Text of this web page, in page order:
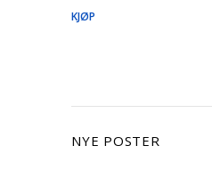
KJØP
NYE POSTER